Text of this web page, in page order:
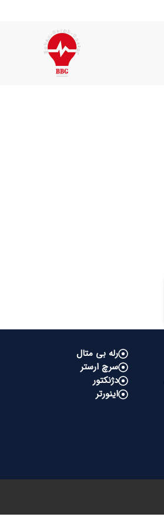
رله بی متال
سرچ ارستر
دژنکتور
اینورتر